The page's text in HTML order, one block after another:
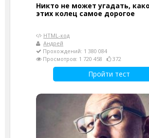
Никто не может угадать,
этих колец самое дорогое
HTML-код
Андрей
Прохождений: 1 380 084
Просмотров: 1 720 458
372
Пройти тест